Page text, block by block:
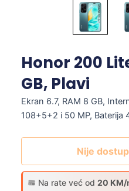
Honor 200
GB, Plavi
Ekran 6.7, RAM 8 GB,
108+5+2 i 50 MP, Baterija
Na rate već od 20 KM/
Nije